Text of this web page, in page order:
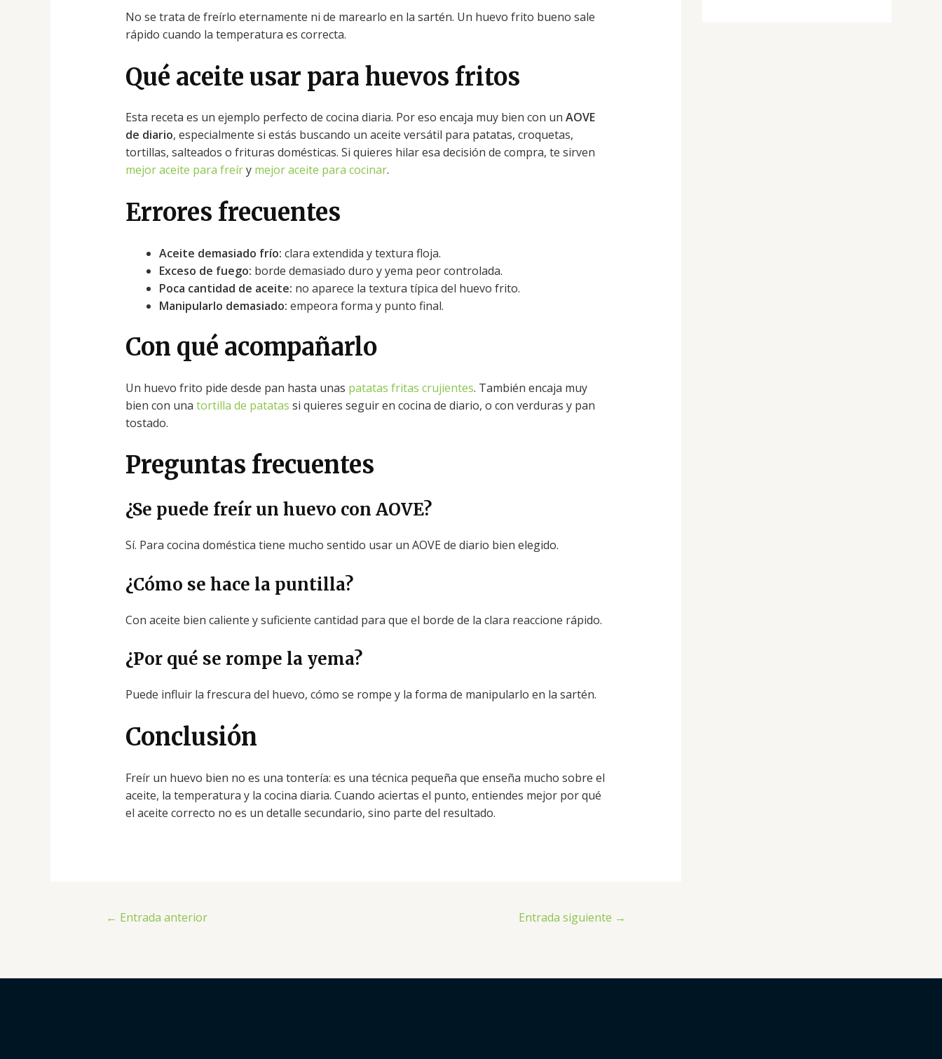
No se trata de freírlo eternamente ni de marearlo en la sartén. Un huevo frito bueno sale
rápido cuando la temperatura es correcta.
Qué aceite usar para huevos fritos
Esta receta es un ejemplo perfecto de cocina diaria. Por eso encaja muy bien con un AOVE
de diario, especialmente si estás buscando un aceite versátil para patatas, croquetas,
tortillas, salteados o frituras domésticas. Si quieres hilar esa decisión de compra, te sirven
mejor aceite para freíry mejor aceite para cocinar.
Errores frecuentes
Aceite demasiado frío: clara extendida y textura floja.
Exceso de fuego: borde demasiado duro y yema peor controlada.
Poca cantidad de aceite: no aparece la textura típica del huevo frito.
Manipularlo demasiado: empeora forma y punto final.
Con qué acompañarlo
Un huevo frito pide desde pan hasta unas patatas fritas crujientes. También encaja muy
bien con una tortilla de patatas si quieres seguir en cocina de diario, o con verduras y pan
tostado.
Preguntas frecuentes
¿Se puede freír un huevo con AOVE?
Sí. Para cocina doméstica tiene mucho sentido usar un AOVE de diario bien elegido.
¿Cómo se hace la puntilla?
Con aceite bien caliente y suficiente cantidad para que el borde de la clara reaccione rápido.
¿Por qué se rompe la yema?
Puede influir la frescura del huevo, cómo se rompe y la forma de manipularlo en la sartén.
Conclusión
Freír un huevo bien no es una tontería: es una técnica pequeña que enseña mucho sobre el
aceite, la temperatura y la cocina diaria. Cuando aciertas el punto, entiendes mejor por qué
el aceite correcto no es un detalle secundario, sino parte del resultado.
← Entrada anterior Entrada siguiente →